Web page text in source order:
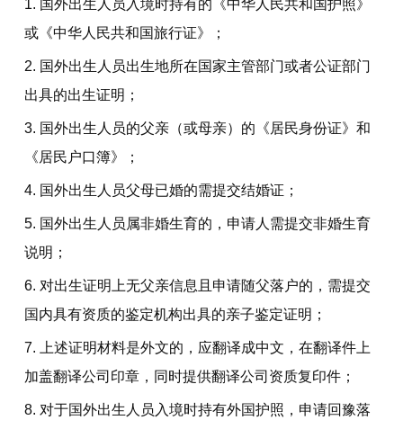
国外出生人员入境时持有的《中华人民共和国护照》
或《中华人民共和国旅行证》；
国外出生人员出生地所在国家主管部门或者公证部门
出具的出生证明；
国外出生人员的父亲（或母亲）的《居民身份证》和
《居民户口簿》；
国外出生人员父母已婚的需提交结婚证；
国外出生人员属非婚生育的，申请人需提交非婚生育
说明；
对出生证明上无父亲信息且申请随父落户的，需提交
国内具有资质的鉴定机构出具的亲子鉴定证明；
上述证明材料是外文的，应翻译成中文，在翻译件上
加盖翻译公司印章，同时提供翻译公司资质复印件；
对于国外出生人员入境时持有外国护照，申请回豫落